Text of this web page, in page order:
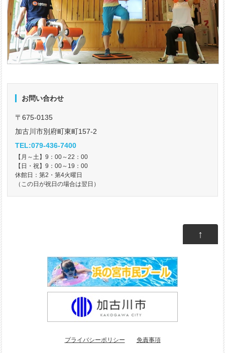
お問い合わせ
〒675-0135
加古川市別府町東町157-2
TEL:079-436-7400
【月～土】9：00～22：00
【日・祝】9：00～19：00
休館日：第2・第4火曜日
（この日が祝日の場合は翌日）
↑
プライバシーポリシー 免責事項